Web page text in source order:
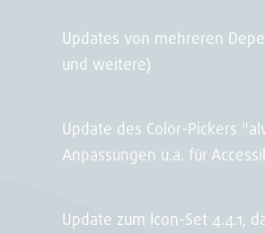
Updates von mehreren
und weitere)
Update des Color-Pickers
Anpassungen u.a. für
Update zum Icon-Set 4.4.1,